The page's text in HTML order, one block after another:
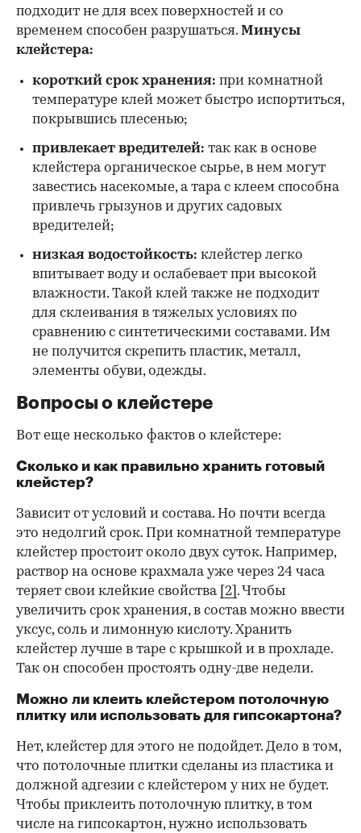
подходит не для всех поверхностей и со
временем способен разрушаться. Минусы
клейстера:
короткий срок хранения: при комнатной
температуре клей может быстро испортиться,
покрывшись плесенью;
привлекает вредителей: так как в основе
клейстера органическое сырье, в нем могут
завестись насекомые, а тара с клеем способна
привлечь грызунов и других садовых
вредителей;
низкая водостойкость: клейстер легко
впитывает воду и ослабевает при высокой
влажности. Такой клей также не подходит
для склеивания в тяжелых условиях по
сравнению с синтетическими составами. Им
не получится скрепить пластик, металл,
элементы обуви, одежды.
Вопросы о клейстере
Вот еще несколько фактов о клейстере:
Сколько и как правильно хранить готовый
клейстер?
Зависит от условий и состава. Но почти всегда
это недолгий срок. При комнатной температуре
клейстер простоит около двух суток. Например,
раствор на основе крахмала уже через 24 часа
теряет свои клейкие свойства [2] . Чтобы
увеличить срок хранения, в состав можно ввести
уксус, соль и лимонную кислоту. Хранить
клейстер лучше в таре с крышкой и в прохладе.
Так он способен простоять одну-две недели.
Можно ли клеить клейстером потолочную
плитку или использовать для гипсокартона?
Нет, клейстер для этого не подойдет. Дело в том,
что потолочные плитки сделаны из пластика и
должной адгезии с клейстером у них не будет.
Чтобы приклеить потолочную плитку, в том
числе на гипсокартон, нужно использовать